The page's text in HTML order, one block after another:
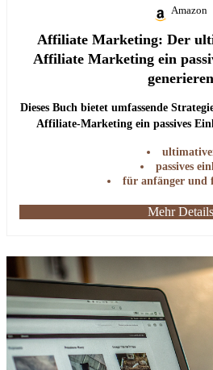
Amazon
Affiliate Marketing: Der
Affiliate Marketing ein
generieren
Dieses Buch bietet umfassende
Affiliate-Marketing ein passives
passives
für anfänger und
Mehr Details